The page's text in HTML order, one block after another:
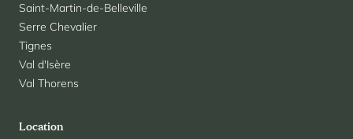
Saint-Martin-de-Belleville
Serre Chevalier
Tignes
Val d'Isère
Val Thorens
Location